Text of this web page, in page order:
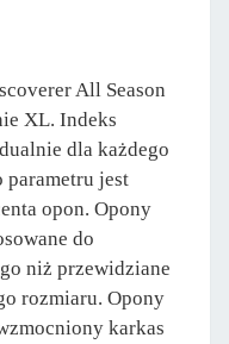
All Season
XL. Indeks
dla każdego
parametru jest
opon. Opony
do
niż przewidziane
rozmiaru. Opony
karkas